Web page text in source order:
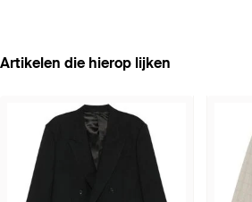
Artikelen die hierop lijken